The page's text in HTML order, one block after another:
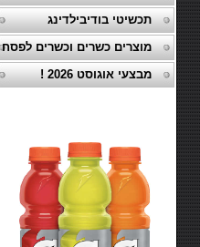
תכשיטי בודיבילדינג
מוצרים כשרים וכשרים לפסח
מבצעי אוגוסט 2026 !